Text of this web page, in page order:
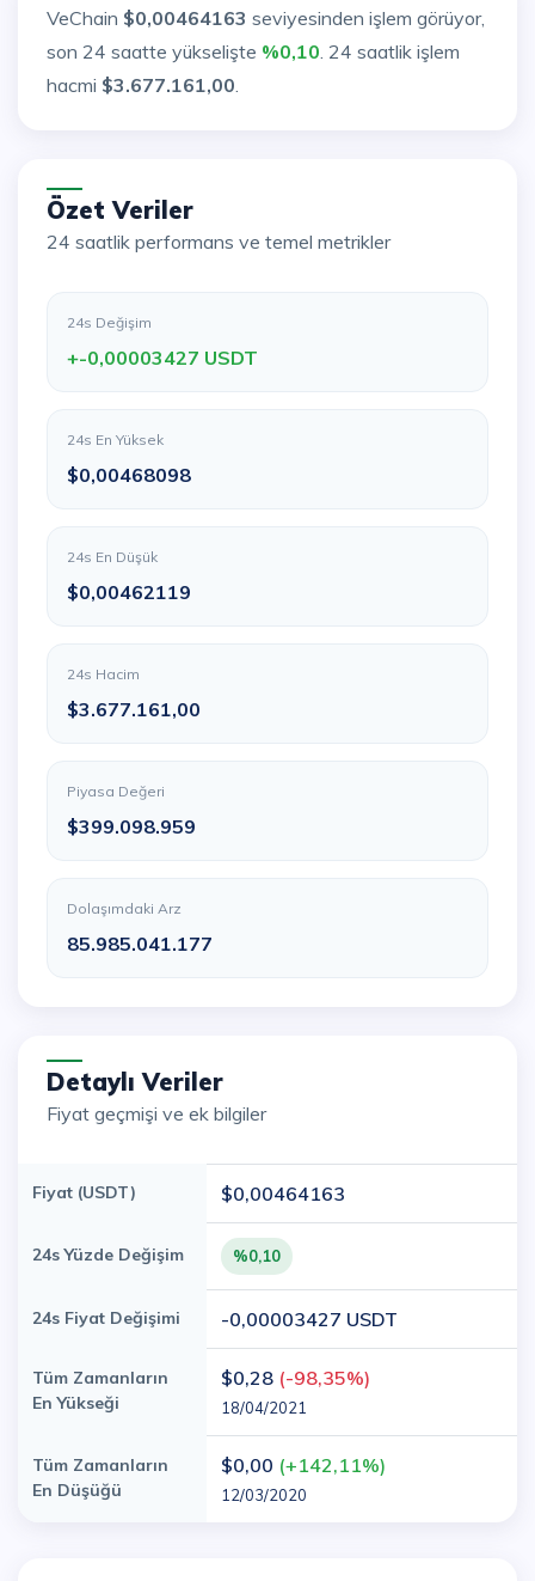
VeChain $0,00464163 seviyesinden işlem görüyor,
son 24 saatte yükselişte %0,10. 24 saatlik işlem
hacmi $3.677.161,00.
Özet Veriler
24 saatlik performans ve temel metrikler
24s Değişim
+-0,00003427 USDT
24s En Yüksek
$0,00468098
24s En Düşük
$0,00462119
24s Hacim
$3.677.161,00
Piyasa Değeri
$399.098.959
Dolaşımdaki Arz
85.985.041.177
Detaylı Veriler
Fiyat geçmişi ve ek bilgiler
Fiyat (USDT) $0,00464163
24s Yüzde Değişim %0,10
24s Fiyat Değişimi -0,00003427 USDT
Tüm Zamanların
En Yükseği
$0,28 (-98,35%)
18/04/2021
Tüm Zamanların
En Düşüğü
$0,00 (+142,11%)
12/03/2020